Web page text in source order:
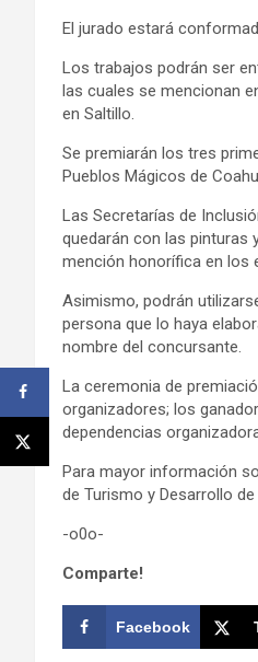
El jurado estará
Los trabajos podrán ser
las cuales se mencionan
en Saltillo.
Se premiarán los tres
Pueblos Mágicos de
Las Secretarías de
quedarán con las pinturas
mención honorífica en los
Asimismo, podrán
persona que lo haya
nombre del concursante.
La ceremonia de
organizadores; los
dependencias
Para mayor información
de Turismo y Desarrollo
-o0o-
Comparte!
Facebook